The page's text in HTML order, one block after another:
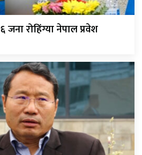
जना रोहिंग्या नेपाल प्रवेश